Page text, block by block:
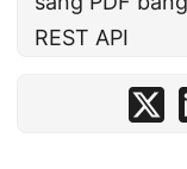
REST API